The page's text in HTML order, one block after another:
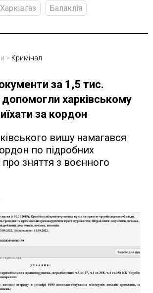
Харківгаз Балаклія
> Кримінал
за 1,5 тис.
допомогли харківському
за кордон
вишу намагався
по підробних
зняття з воєнного